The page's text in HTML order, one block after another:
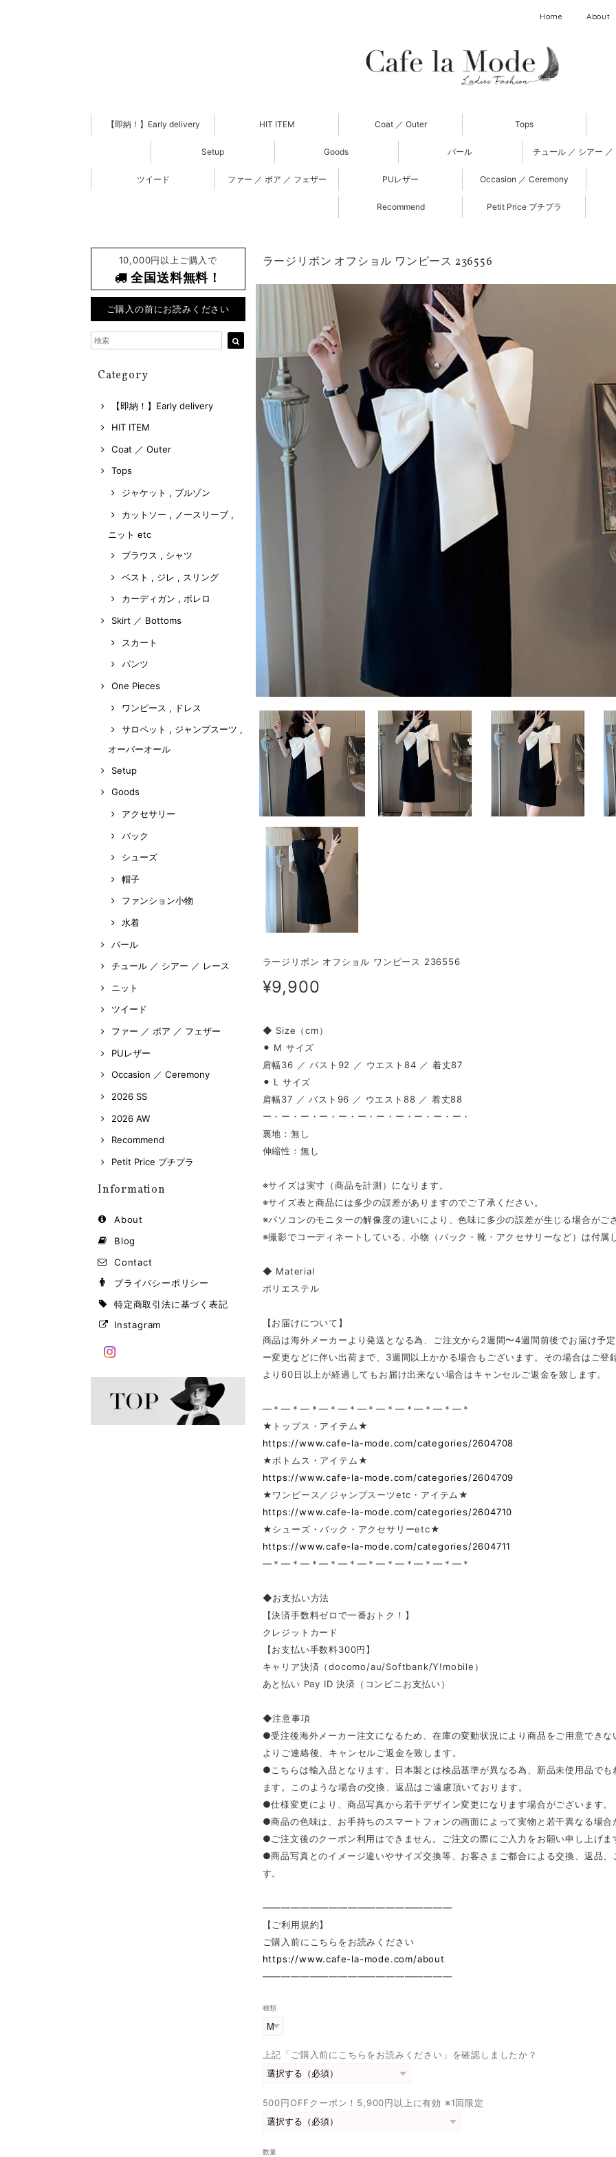
Home About
【即納！】Early delivery HIT ITEM Coat ／ Outer Tops
Setup Goods パール チュール ／ シアー ／
ツイード ファー ／ ボア ／ フェザー PUレザー Occasion ／ Ceremony
Recommend Petit Price プチプラ
10,000円以上ご購入で
全国送料無料！
ご購入の前にお読みください
Category
【即納！】Early delivery
HIT ITEM
Coat ／ Outer
Tops
ジャケット , ブルゾン
カットソー , ノースリーブ ,
ニット etc
ブラウス , シャツ
ベスト , ジレ , スリング
カーディガン , ボレロ
Skirt ／ Bottoms
スカート
パンツ
One Pieces
ワンピース , ドレス
サロペット , ジャンプスーツ ,
オーバーオール
Setup
Goods
アクセサリー
バック
シューズ
帽子
ファンション小物
水着
パール
チュール ／ シアー ／ レース
ニット
ツイード
ファー ／ ボア ／ フェザー
PUレザー
Occasion ／ Ceremony
2026 SS
2026 AW
Recommend
Petit Price プチプラ
Information
About
Blog
Contact
プライバシーポリシー
特定商取引法に基づく表記
Instagram
ラージリボン オフショル ワンピース 236556
ラージリボン オフショル ワンピース 236556
¥9,900
◆ Size（cm）
⚫︎ M サイズ
肩幅36 ／ バスト92 ／ ウエスト84 ／ 着丈87
⚫︎ L サイズ
肩幅37 ／ バスト96 ／ ウエスト88 ／ 着丈88
ー・ー・ー・ー・ー・ー・ー・ー・ー・ー・ー・
裏地：無し
伸縮性：無し
※サイズは実寸（商品を計測）になります。
※サイズ表と商品には多少の誤差がありますのでご了承ください。
※パソコンのモニターの解像度の違いにより、色味に多少の誤差が生じる場合がご
※撮影でコーディネートしている、小物（バック・靴・アクセサリーなど）は付属
◆ Material
ポリエステル
【お届けについて】
商品は海外メーカーより発送となる為、ご注文から2週間〜4週間前後でお届け予
ー変更などに伴い出荷まで、3週間以上かかる場合もございます。その場合はご登
より60日以上が経過してもお届け出来ない場合はキャンセルご返金を致します。
—＊—＊—＊—＊—＊—＊—＊—＊—＊—＊—＊
★トップス・アイテム★
https://www.cafe-la-mode.com/categories/2604708
★ボトムス・アイテム★
https://www.cafe-la-mode.com/categories/2604709
★ワンピース／ジャンプスーツetc・アイテム★
https://www.cafe-la-mode.com/categories/2604710
★シューズ・バック・アクセサリーetc★
https://www.cafe-la-mode.com/categories/2604711
—＊—＊—＊—＊—＊—＊—＊—＊—＊—＊—＊
◆お支払い方法
【決済手数料ゼロで一番おトク！】
クレジットカード
【お支払い手数料300円】
キャリア決済（docomo/au/Softbank/Y!mobile）
あと払い Pay ID 決済（コンビニお支払い）
◆注意事項
●受注後海外メーカー注文になるため、在庫の変動状況により商品をご用意でき
よりご連絡後、キャンセルご返金を致します。
●こちらは輸入品となります。日本製とは検品基準が異なる為、新品未使用品で
ます。このような場合の交換、返品はご遠慮頂いております。
●仕様変更により、商品写真から若干デザイン変更になります場合がございます。
●商品の色味は、お手持ちのスマートフォンの画面によって実物と若干異なる場合
●ご注文後のクーポン利用はできません。ご注文の際にご入力をお願い申し上げま
●商品写真とのイメージ違いやサイズ交換等、お客さまご都合による交換、返品
す。
————————————————————
【ご利用規約】
ご購入前にこちらをお読みください
https://www.cafe-la-mode.com/about
————————————————————
種類
上記「ご購入前にこちらをお読みください」を確認しましたか？
500円OFFクーポン！5,900円以上に有効 ※1回限定
数量